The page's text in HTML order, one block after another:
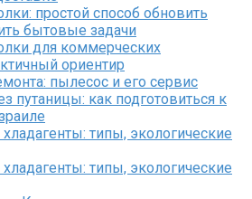
простой способ обновить
бытовые задачи
для коммерческих
ориентир
пылесос и его сервис
путаницы: как подготовиться к
типы, экологические
типы, экологические